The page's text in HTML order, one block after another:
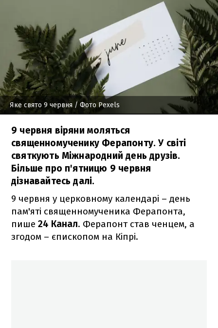
Яке свято 9 червня / Фото Pexels
9 червня віряни моляться
священномученику Ферапонту. У світі
святкують Міжнародний день друзів.
Більше про п'ятницю 9 червня
дізнавайтесь далі.
9 червня у церковному календарі – день
пам'яті священномученика Ферапонта,
пише 24 Канал. Ферапонт став ченцем, а
згодом – єпископом на Кіпрі.